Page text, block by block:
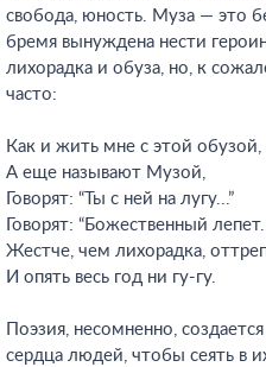
свобода, юность. Муза — это
бремя вынуждена нести
лихорадка и обуза, но, к
часто:
Как и жить мне с этой обузой,
А еще называют Музой,
Говорят: “Ты с ней на лугу...”
Говорят: “Божественный
Жестче, чем лихорадка,
И опять весь год ни гу-гу.
Поэзия, несомненно,
сердца людей, чтобы сеять в